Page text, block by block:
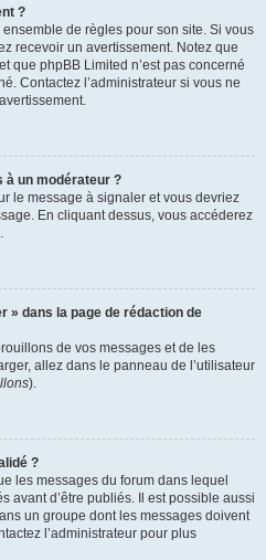
?
de règles pour son site. Si vous
recevoir un avertissement. Notez que
que phpBB Limited n’est pas concerné
Contactez l’administrateur si vous ne
à un modérateur ?
le message à signaler et vous devriez
En cliquant dessus, vous accéderez
» dans la page de rédaction de
de vos messages et de les
allez dans le panneau de l’utilisateur
).
?
les messages du forum dans lequel
avant d’être publiés. Il est possible aussi
un groupe dont les messages doivent
l’administrateur pour plus